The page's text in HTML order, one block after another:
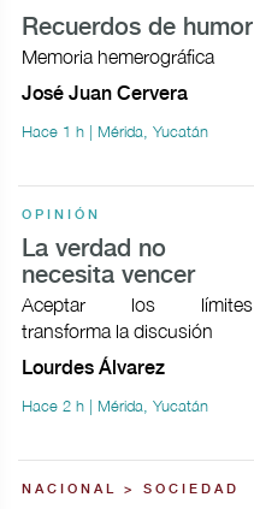
Recuerdos de humor
Memoria hemerográfica
José Juan Cervera
Hace 1 h | Mérida, Yucatán
OPINIÓN
La verdad no
necesita vencer
Aceptar los límites
transforma la discusión
Lourdes Álvarez
Hace 2 h | Mérida, Yucatán
NACIONAL > SOCIEDAD